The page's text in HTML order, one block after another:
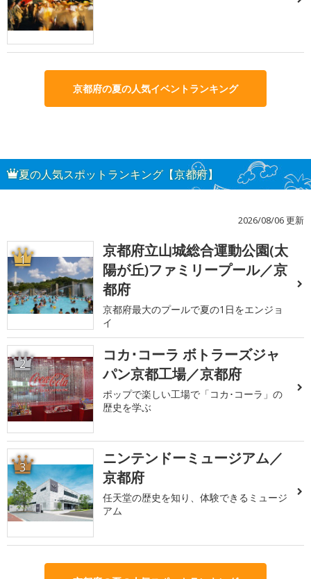
京都府の夏の人気イベントランキング
夏の人気スポットランキング【京都府】
2026/08/06 更新
1
京都府立山城総合運動公園(太
陽が丘)ファミリープール／京
都府
京都府最大のプールで夏の1日をエンジョ
イ
2
コカ･コーラ ボトラーズジャ
パン京都工場／京都府
ポップで楽しい工場で「コカ･コーラ」の
歴史を学ぶ
3
ニンテンドーミュージアム／
京都府
任天堂の歴史を知り、体験できるミュージ
アム